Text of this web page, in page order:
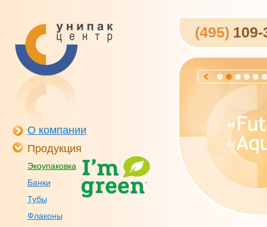
О компании
Продукция
Экоупаковка
Банки
Тубы
Флаконы
(495) 109-